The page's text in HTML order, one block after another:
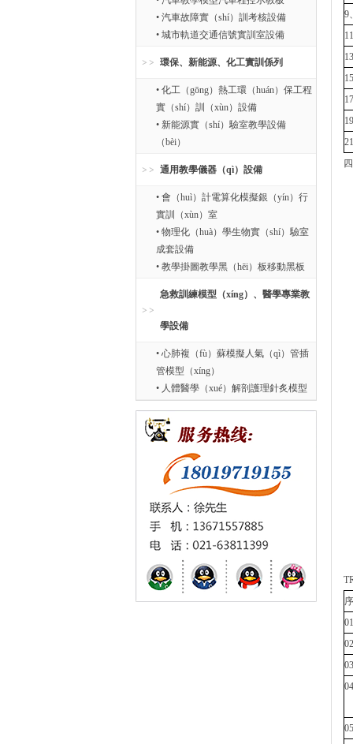
• 汽車故障實（shí）訓考核設備
• 城市軌道交通信號實訓室設備
環保、新能源、化工實訓係列
• 化工（gōng）熱工環（huán）保工程
實（shí）訓（xùn）設備
• 新能源實（shí）驗室教學設備
（bèi）
通用教學儀器（qì）設備
• 會（huì）計電算化模擬銀（yín）行
實訓（xùn）室
• 物理化（huà）學生物實（shí）驗室
成套設備
• 教學掛圖教學黑（hēi）板移動黑板
急救訓練模型（xíng）、醫學專業教
學設備
• 心肺複（fù）蘇模擬人氣（qì）管插
管模型（xíng）
• 人體醫學（xué）解剖護理針炙模型
9
01
02
03
04
05